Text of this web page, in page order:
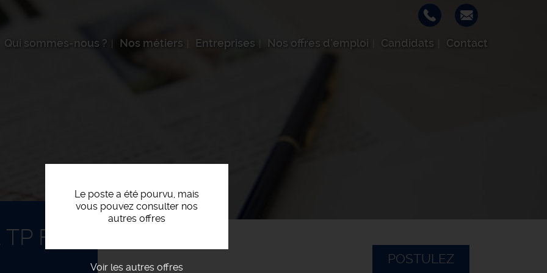
Qui sommes-nous ? Nos métiers Entreprises Nos offres d'emploi Candidats Contact
Le poste a été pourvu, mais
vous pouvez consulter nos
autres offres
Voir les autres offres
POSTULEZ
F/H